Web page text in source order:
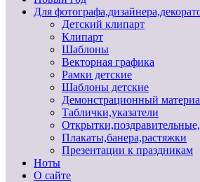
Для
Детский клипарт
Клипарт
Шаблоны
Векторная графика
Рамки детские
Шаблоны детские
Демонстрационный
Таблички,указатели
Плакаты,банера,растяжки
Презентации к праздникам
Ноты
О сайте